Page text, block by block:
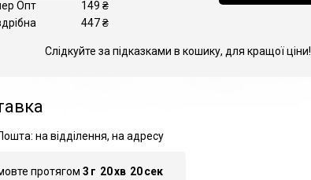
Опт
149 ₴
447₴
Слідкуйте за підказками в кошику, для кращої ціни!
на відділення, на адресу
протягом 3 г 20хв 19 сек